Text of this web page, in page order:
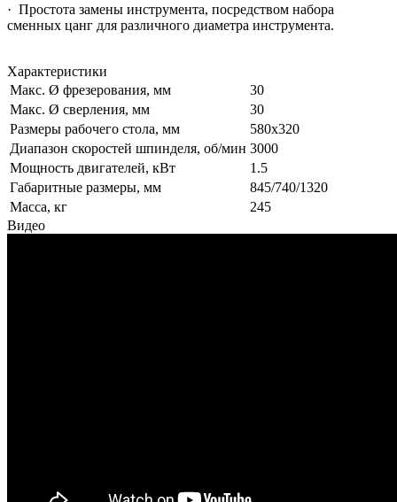
· Простота замены инструмента, посредством набора
сменных цанг для различного диаметра инструмента.
Характеристики
Макс. Ø фрезерования, мм
30
Макс. Ø сверления, мм
30
Размеры рабочего стола, мм
580х320
Диапазон скоростей шпинделя, об/мин 3000
Мощность двигателей, кВт
1.5
Габаритные размеры, мм
845/740/1320
Масса, кг
245
Видео